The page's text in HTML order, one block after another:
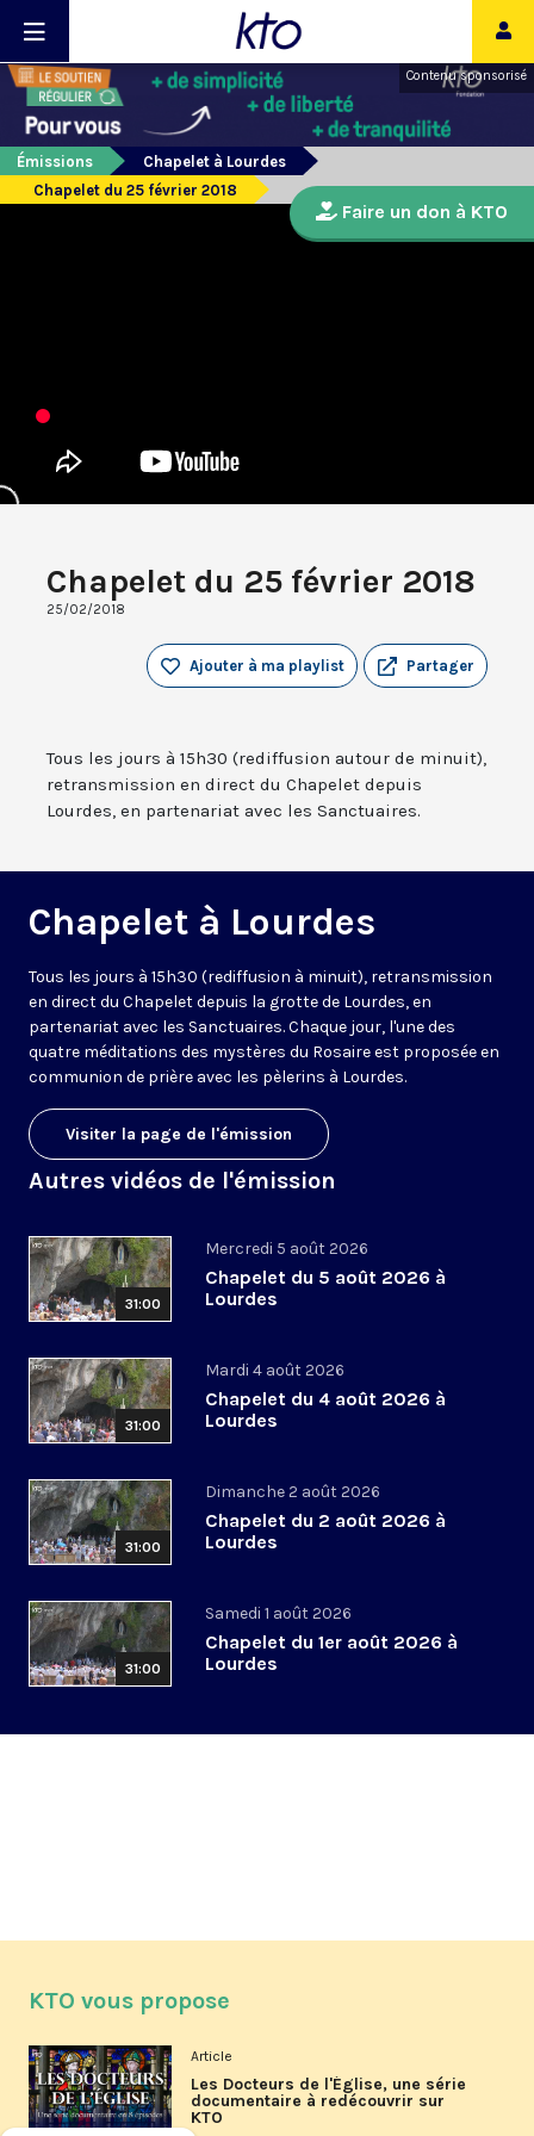
Contenu sponsorisé
Émissions
Chapelet à Lourdes
Chapelet du 25 février 2018
Chapelet du 25 février 2018
25/02/2018
Partager
Ajouter à ma playlist
Tous les jours à 15h30 (rediffusion autour de minuit),
retransmission en direct du Chapelet depuis
Lourdes, en partenariat avec les Sanctuaires.
Chapelet à Lourdes
Tous les jours à 15h30 (rediffusion à minuit), retransmission
en direct du Chapelet depuis la grotte de Lourdes, en
partenariat avec les Sanctuaires. Chaque jour, l'une des
quatre méditations des mystères du Rosaire est proposée en
communion de prière avec les pèlerins à Lourdes.
Visiter la page de l'émission
Autres vidéos de l'émission
31:00
Mercredi 5 août 2026
Chapelet du 5 août 2026 à
Lourdes
31:00
Mardi 4 août 2026
Chapelet du 4 août 2026 à
Lourdes
31:00
Dimanche 2 août 2026
Chapelet du 2 août 2026 à
Lourdes
31:00
Samedi 1 août 2026
Chapelet du 1er août 2026 à
Lourdes
Faire un don à KTO
KTO vous propose
Article
Les Docteurs de l'Église, une série
documentaire à redécouvrir sur
KTO